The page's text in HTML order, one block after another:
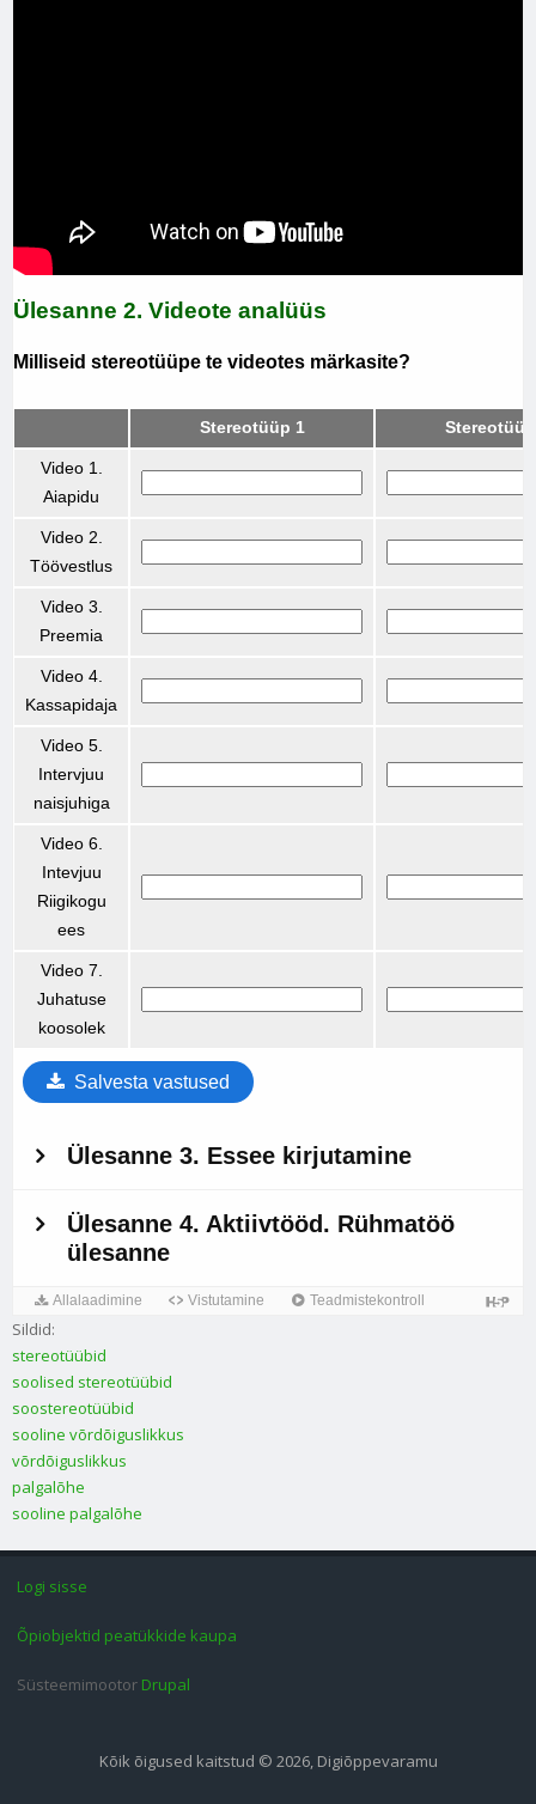
Sildid:
stereotüübid
soolised stereotüübid
soostereotüübid
sooline võrdõiguslikkus
võrdõiguslikkus
palgalõhe
sooline palgalõhe
Logi sisse
Õpiobjektid peatükkide kaupa
Süsteemimootor Drupal
Kõik õigused kaitstud © 2026, Digiõppevaramu